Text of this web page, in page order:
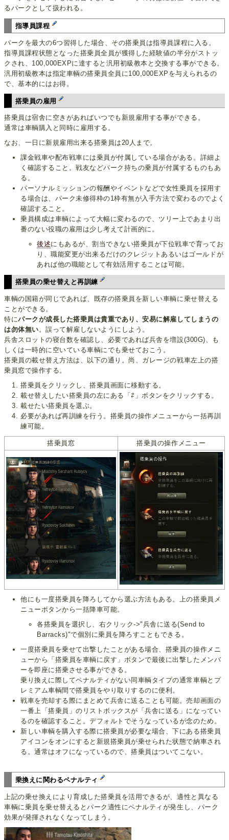
るパークとして扱われる。
指導員課程
パークを最大の6つ習得した場合、その搭乗員は指導員課程に入る。
指導員課程状態となった搭乗員全員が獲得した経験値の半分がストッ
クされ、100,000EXPに達すると汎用初級教本と交換する事ができる。
汎用初級教本は指定車輌の搭乗員全員に100,000EXPを与えられるの
で、基本的にはお得。
搭乗員の雇用
搭乗員は宿舎に空きがあればいつでも新規雇用する事ができる。
通常は車輌購入と同時に雇用する。
なお、一日に新規雇用出来る搭乗員は20人まで。
課金戦車や配布戦車には乗員が付属している場合がある。詳細よ
く確認すること。戦友などパーク持ちの乗員が付属するものもあ
る。
パーソナルミッションの報酬やイベントなどで女性乗員を採用す
る場合は、パーク未修得枠の1枠有無が入手方法で変わるのでよく
確認すること。
乗員構成は車輌によって大幅に変わるので、ツリー上であまり出
番のない役職の雇用は少し考えて計画的に。
後述にもあるが、割当できない搭乗員が下位戦車で育ってお
り、職能変更が出来るだけのクレジットあるいはゴールドが
あれば他の職能として有効活用することは可能。
搭乗員の乗せ替えと再訓練
車輌の国籍が同じであれば、既存の搭乗員を新しい車輌に乗せ替える
ことができる。
特にパークが成長した搭乗員は貴重であり、安易に解雇してしまうの
は勿体無い 。誤って解雇しないようにしよう。
兵舎スロットの寝台数を確認し、必要であれば兵舎を増設(300G)、も
しくは一時的に空いている車輌にでも乗せておこう。
搭乗員の載せ替え方法は、以下の通り。尚、ガレージの戦車左上の搭
乗員窓で操作する。
搭乗員をクリックし、搭乗員画面に移動する。
載せ替えしたい搭乗員の左にある「⇄」ボタンをクリックする。
載せたい搭乗員を選ぶ。
必要があれば再訓練を行う。搭乗員の操作メニューから一括再訓
練可能。
搭乗員窓 搭乗員の操作メニュー
他にも一度搭乗員を降ろしてから選ぶ方法もある。上の搭乗員メ
ニューボタンから一括降車可能。
各搭乗員を選択し、右クリック->"兵舎に送る(Send to
Barracks)"で個別に乗員を降ろすこともできる。
一度搭乗員を乗せて出撃したことがある場合、搭乗員の操作メニ
ューから「搭乗員を車輌に戻す」ボタンで最後に出撃したメンバ
ーを即座に搭乗させる事ができる。
乗り換えに際してペナルティがない同車輌タイプの通常車輌とプ
レミアム車輌間で搭乗員をやり取りするのに便利。
戦車を売却する際にまとめて兵舎に送ることも可能。売却画面の
一番上「搭乗員」のリストボックスが「兵舎に送る」になってい
るのを確認すること。デフォルトでそうなっているが念のため。
新しい車輌を購入する際に搭乗員が必要な場合、下にある搭乗員
アイコンをオンにすると新規搭乗員が乗せられた状態で納車され
る。通常はオフになっているので、搭乗員はついてこない。
乗換えに関わるペナルティ
上記の乗せ換えにより育成した搭乗員を活用できるが、適性と異なる
車輌に乗員を乗せ替えるとパーク適性にペナルティが発生し、パーク
効果が発揮されなくなってしまう。